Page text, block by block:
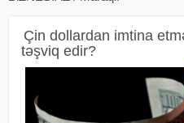
Çin dollardan imtina
təşviq edir?